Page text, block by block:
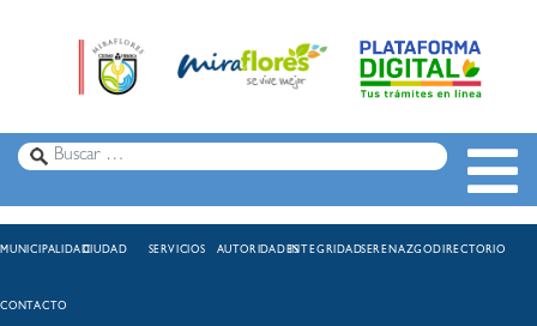
MUNICIPALIDADCIUDAD SERVICIOS AUTORIDADESINTEGRIDADSERENAZGODIRECTORIO
CONTACTO